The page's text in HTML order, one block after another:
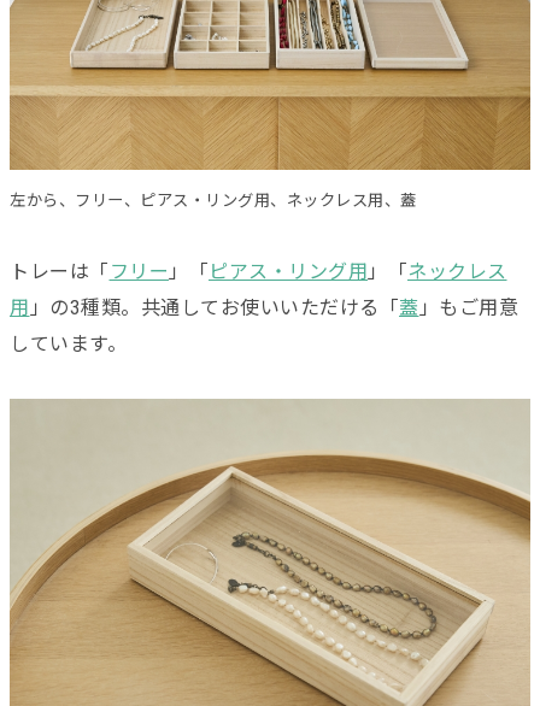
左から、フリー、ピアス・リング用、ネックレス用、蓋
トレーは「 フリー 」「 ピアス・リング用 」「ネックレス
用 」の3種類。共通してお使いいただける「蓋 」もご用意
しています。